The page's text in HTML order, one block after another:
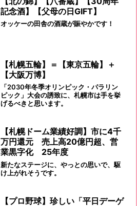
記念酒】【父母の日GIFT】
オッケーの田舎の酒蔵が賑やかです！
【札幌五輪】＝【東京五輪】＋
【大阪万博】
「2030年冬季オリンピック・パラリン
ピック」大会の誘致に、札幌市は手を挙
げるべきと思います。
【札幌ドーム業績好調】市に4千
万円還元 売上高20億円超、営
業黒字化 25年度
新たなステージに、やっとの思いで、駆
け上がれそうです。
【プロ野球】珍しい「平日デーゲ